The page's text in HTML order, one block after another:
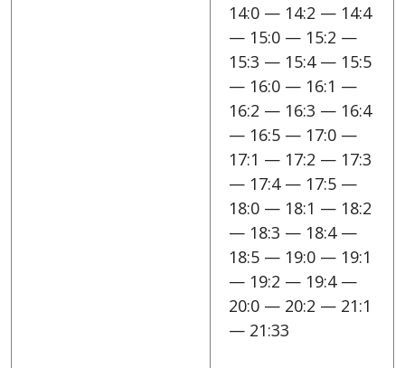
14:0 — 14:2 — 14:4
— 15:0 — 15:2 —
15:3 — 15:4 — 15:5
— 16:0 — 16:1 —
16:2 — 16:3 — 16:4
— 16:5 — 17:0 —
17:1 — 17:2 — 17:3
— 17:4 — 17:5 —
18:0 — 18:1 — 18:2
— 18:3 — 18:4 —
18:5 — 19:0 — 19:1
— 19:2 — 19:4 —
20:0 — 20:2 — 21:1
— 21:33